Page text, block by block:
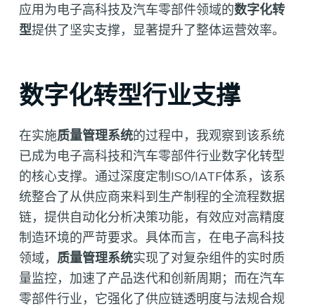
应用为电子高科技及汽车零部件领域的数字化转
型提供了坚实支撑，显著提升了整体运营效率。
数字化转型行业支撑
在实施质量管理系统的过程中，我观察到该系统
已成为电子高科技和汽车零部件行业数字化转型
的核心支撑。通过深度定制ISO/IATF体系，该系
统整合了从供应商来料到生产制程的全流程数据
链，提供自动化分析决策功能，有效应对高精度
制造环境的严苛要求。具体而言，在电子高科技
领域， 质量管理系统实现了对复杂组件的实时质
量监控，加速了产品迭代和创新周期；而在汽车
零部件行业，它强化了供应链透明度与法规合规